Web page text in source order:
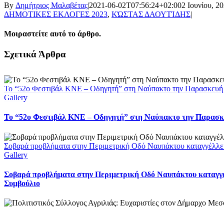
By Δημήτριος Μαλαβέτας|2021-06-02T07:56:24+02:002 Ιουνίου,
ΔΗΜΟΤΙΚΕΣ ΕΚΛΟΓΕΣ 2023, ΚΏΣΤΑΣ ΔΑΟΥΤΊΔΗΣ|
Μοιραστείτε αυτό το άρθρο.
Facebook
X
LinkedIn
WhatsApp
Email
Σχετικά Άρθρα
Το “52ο Φεστιβάλ ΚΝΕ – Οδηγητή” στη Ναύπακτο την
Gallery
Το “52ο Φεστιβάλ ΚΝΕ – Οδηγητή” στη Ναύπακτο την
Σοβαρά προβλήματα στην Περιμετρική Οδό Ναυπάκτου
Gallery
Σοβαρά προβλήματα στην Περιμετρική Οδό Ναυπάκτου
Συμβούλιο